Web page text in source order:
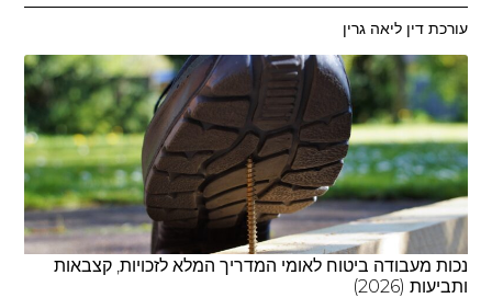
עורכת דין ליאה גרין
נכות מעבודה ביטוח לאומי המדריך המלא לזכויות, קצבאות
ותביעות (2026)